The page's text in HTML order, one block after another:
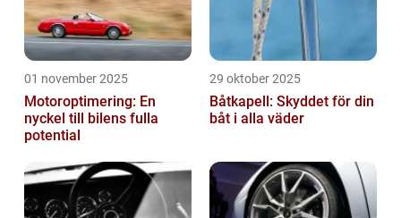
01 november 2025
Motoroptimering: En
nyckel till bilens fulla
potential
29 oktober 2025
Båtkapell: Skyddet för din
båt i alla väder